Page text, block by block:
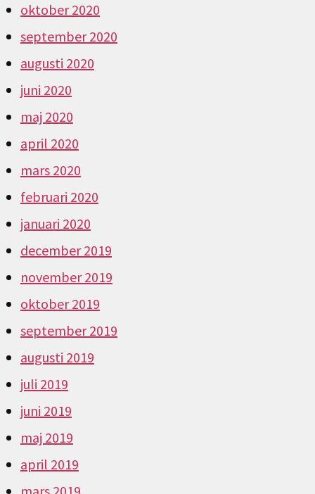
oktober 2020
september 2020
augusti 2020
juni 2020
maj 2020
april 2020
mars 2020
februari 2020
januari 2020
december 2019
november 2019
oktober 2019
september 2019
augusti 2019
juli 2019
juni 2019
maj 2019
april 2019